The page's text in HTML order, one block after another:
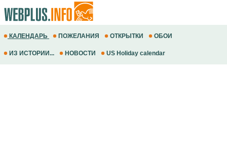
КАЛЕНДАРЬ ПОЖЕЛАНИЯ ОТКРЫТКИ ОБОИ
ИЗ ИСТОРИИ... НОВОСТИ US Holiday calendar